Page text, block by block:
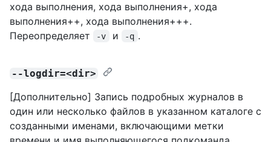
хода выполнения, хода выполнения+, хода
выполнения++, хода выполнения+++.
Переопределяет
-v и -q .
--logdir=<dir>
[Дополнительно] Запись подробных журналов в
один или несколько файлов в указанном каталоге с
созданными именами, включающими метки